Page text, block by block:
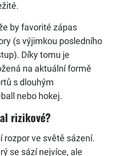
by favorité zápas
(s výjimkou posledního
Díky tomu je
na aktuální formě
s dlouhým
nebo hokej.
rizikové?
rozpor ve světě sázení.
se sází nejvíce, ale